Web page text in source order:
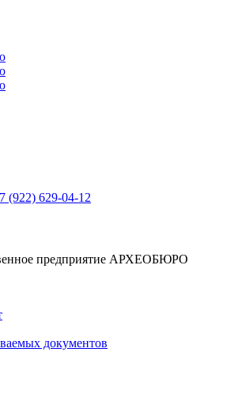
(922) 629-04-12
предприятие АРХЕОБЮРО
документов